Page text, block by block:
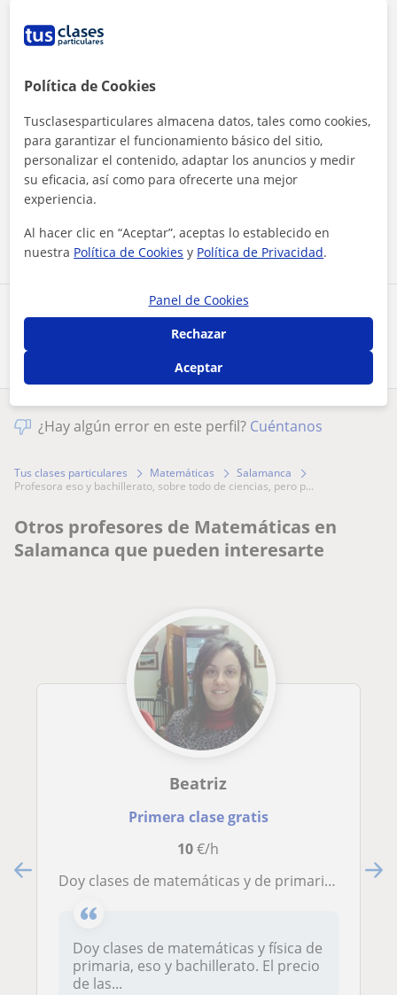
Comparte a este profesor
Al hacer clic, aceptas nuestro aviso legal privacidad
Contactar ahora
¿Hay algún error en este perfil? Cuéntanos
Tus clases particulares Matemáticas
Salamanca
profesora eso y bachillerato, sobre todo de ciencias, pero p...
Otros profesores de Matemáticas en
Salamanca que pueden interesarte
Beatriz
Primera clase gratis
10€/h
Doy clases de matemáticas y de primaria, eso y bachillerato. El precio de las clases es negociable para primaria, y si son dos asignaturas son a 12 or
Doy clases de matemáticas y física de
primaria, eso y bachillerato. El precio
de las...
Política de Cookies
Tusclasesparticulares almacena datos, tales como cookies,
para garantizar el funcionamiento básico del sitio,
personalizar el contenido, adaptar los anuncios y medir
su eficacia, así como para ofrecerte una mejor
experiencia.
Al hacer clic en “Aceptar”, aceptas lo establecido en
nuestra Política de Cookies y Política de Privacidad.
Panel de Cookies
Rechazar
Aceptar